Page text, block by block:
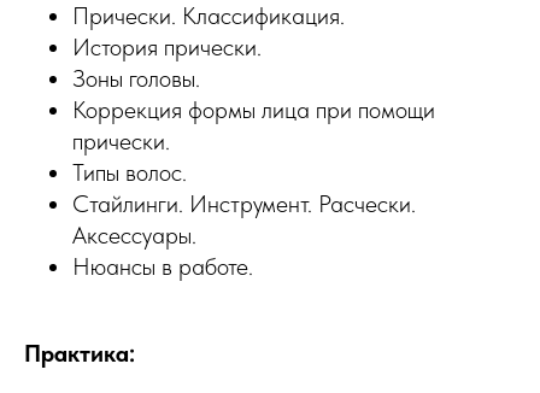
Прически. Классификация.
История прически.
Зоны головы.
Коррекция формы лица при помощи
прически.
Типы волос.
Стайлинги. Инструмент. Расчески.
Аксессуары.
Нюансы в работе.
Практика: